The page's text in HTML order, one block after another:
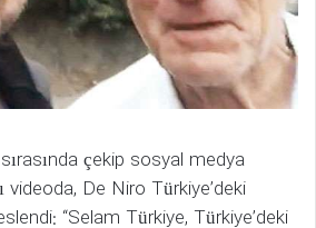
çekip sosyal medya
videoda, De Niro Türkiye’deki
“Selam Türkiye, Türkiye’deki